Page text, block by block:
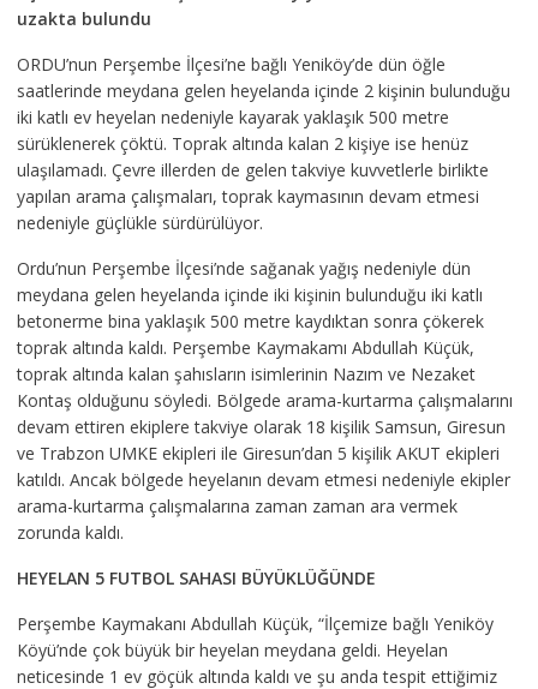
uzakta bulundu
ORDU’nun Perşembe İlçesi’ne bağlı Yeniköy’de dün öğle
saatlerinde meydana gelen heyelanda içinde 2 kişinin bulunduğu
iki katlı ev heyelan nedeniyle kayarak yaklaşık 500 metre
sürüklenerek çöktü. Toprak altında kalan 2 kişiye ise henüz
ulaşılamadı. Çevre illerden de gelen takviye kuvvetlerle birlikte
yapılan arama çalışmaları, toprak kaymasının devam etmesi
nedeniyle güçlükle sürdürülüyor.
Ordu’nun Perşembe İlçesi’nde sağanak yağış nedeniyle dün
meydana gelen heyelanda içinde iki kişinin bulunduğu iki katlı
betonerme bina yaklaşık 500 metre kaydıktan sonra çökerek
toprak altında kaldı. Perşembe Kaymakamı Abdullah Küçük,
toprak altında kalan şahısların isimlerinin Nazım ve Nezaket
Kontaş olduğunu söyledi. Bölgede arama-kurtarma çalışmalarını
devam ettiren ekiplere takviye olarak 18 kişilik Samsun, Giresun
ve Trabzon UMKE ekipleri ile Giresun’dan 5 kişilik AKUT ekipleri
katıldı. Ancak bölgede heyelanın devam etmesi nedeniyle ekipler
arama-kurtarma çalışmalarına zaman zaman ara vermek
zorunda kaldı.
HEYELAN 5 FUTBOL SAHASI BÜYÜKLÜĞÜNDE
Perşembe Kaymakanı Abdullah Küçük, “İlçemize bağlı Yeniköy
Köyü’nde çok büyük bir heyelan meydana geldi. Heyelan
neticesinde 1 ev göçük altında kaldı ve şu anda tespit ettiğimiz